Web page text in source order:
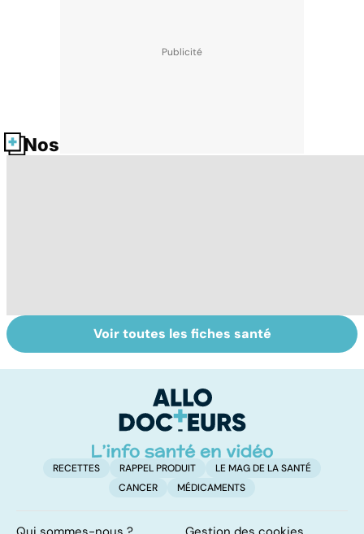
Nos fiches santé
Légionellose, une
infection
Tout savoir sur le
cerveau
Voir toutes les fiches santé
RECETTES RAPPEL PRODUIT
LE MAG DE LA SANTÉ
CANCER
MÉDICAMENTS